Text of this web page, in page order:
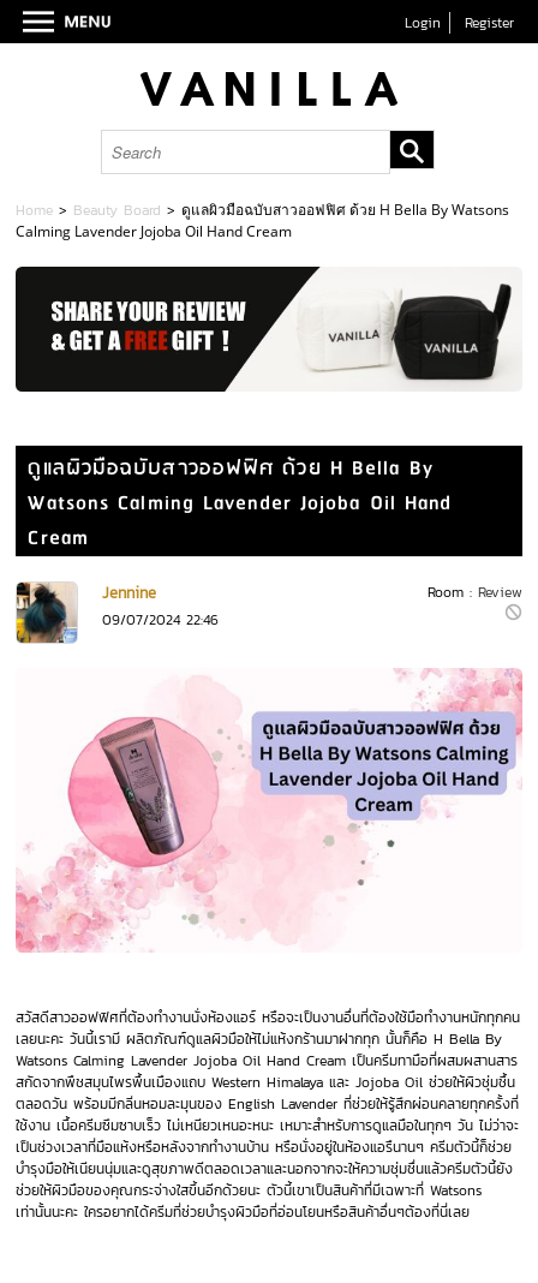
Login Register
Home > Beauty Board >ดูแลผิวมือฉบับสาวออฟฟิศ ด้วย H Bella By Watsons
Calming Lavender Jojoba Oil Hand Cream
ดูแลผิวมือฉบับสาวออฟฟิศ ด้วย H Bella By
Watsons Calming Lavender Jojoba Oil Hand
Cream
Room : Review
Jennine
09/07/2024 22:46
สวัสดีสาวออฟฟิศที่ต้องทำงานนั่งห้องแอร์ หรือจะเป็นงานอื่นที่ต้องใช้มือทำงานหนักทุกคน
เลยนะคะ วันนี้เรามี ผลิตภัณฑ์ดูแลผิวมือให้ไม่แห้งกร้านมาฝากทุก นั้นก็คือ H Bella By
Watsons Calming Lavender Jojoba Oil Hand Cream เป็นครีมทามือที่ผสมผสานสาร
สกัดจากพืชสมุนไพรพื้นเมืองแถบ Western Himalaya และ Jojoba Oil ช่วยให้ผิวชุ่มชื้น
ตลอดวัน พร้อมมีกลิ่นหอมละมุนของ English Lavender ที่ช่วยให้รู้สึกผ่อนคลายทุกครั้งที่
ใช้งาน เนื้อครีมซึมซาบเร็ว ไม่เหนียวเหนอะหนะ เหมาะสำหรับการดูแลมือในทุกๆ วัน ไม่ว่าจะ
เป็นช่วงเวลาที่มือแห้งหรือหลังจากทำงานบ้าน หรือนั่งอยู่ในห้องแอรืนานๆ ครีมตัวนี้ก็ช่วย
บำรุงมือให้เนียนนุ่มและดูสุขภาพดีตลอดเวลาและนอกจากจะให้ความชุ่มชื่นแล้วครีมตัวนี้ยัง
ช่วยให้ผิวมือของคุณกระจ่างใสขึ้นอีกด้วยนะ ตัวนี้เขาเป็นสินค้าที่มีเฉพาะที่ Watsons
เท่านั้นนะคะ ใครอยากได้ครีมที่ช่วยบำรุงผิวมือที่อ่อนโยนหรือสินค้าอื่นๆต้องที่นี่เลย